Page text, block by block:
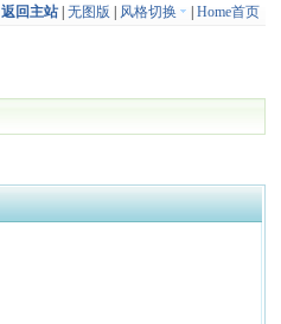
返回主站| 无图版 风格切换 Home首页